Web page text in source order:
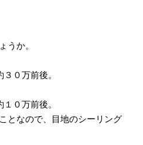
うか。
０万前後。
０万前後。
なので、目地のシーリング